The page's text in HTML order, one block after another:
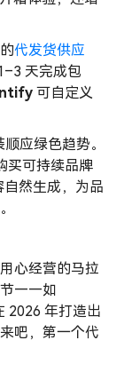
代发货供应
天完成包
可自定义
应绿色趋势。
买可持续品牌
然生成，为品
心经营的马拉
节——如
2026 年打造出
吧，第一个代